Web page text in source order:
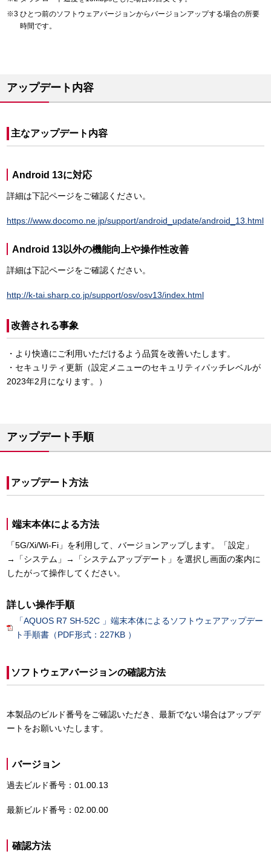
ひとつ前のソフトウェアバージョンからバージョンアップする場合の所要
時間です。
アップデート内容
主なアップデート内容
Android 13に対応
詳細は下記ページをご確認ください。
https://www.docomo.ne.jp/support/android_update/android_13.html
Android 13以外の機能向上や操作性改善
詳細は下記ページをご確認ください。
http://k-tai.sharp.co.jp/support/osv/osv13/index.html
改善される事象
・より快適にご利用いただけるよう品質を改善いたします。
・セキュリティ更新（設定メニューのセキュリティパッチレベルが
2023年2月になります。）
アップデート手順
アップデート方法
端末本体による方法
「5G/Xi/Wi-Fi」を利用して、バージョンアップします。「設定」
→「システム」→「システムアップデート」を選択し画面の案内に
したがって操作してください。
詳しい操作手順
「AQUOS R7 SH-52C 」端末本体によるソフトウェアアップデー
ト手順書（PDF形式：227KB ）
ソフトウェアバージョンの確認方法
本製品のビルド番号をご確認いただき、最新でない場合はアップデ
ートをお願いいたします。
バージョン
過去ビルド番号：01.00.13
最新ビルド番号：02.00.00
確認方法